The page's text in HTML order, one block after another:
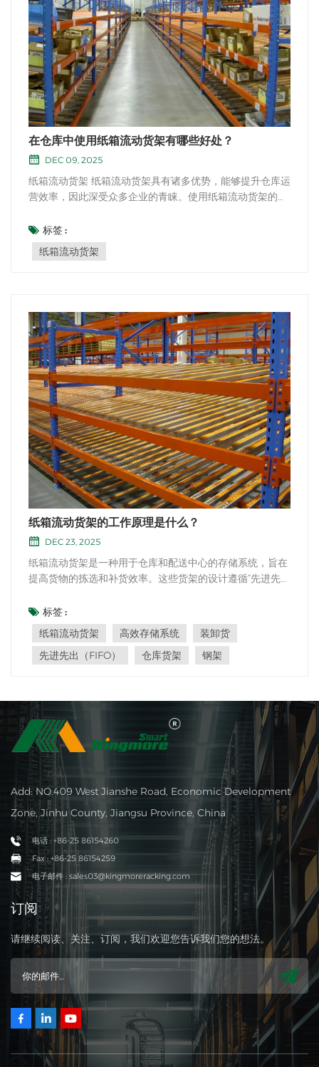
在仓库中使用纸箱流动货架有哪些好处？
DEC 09, 2025
纸箱流动货架 纸箱流动货架具有诸多优势，能够提升仓库运
营效率，因此深受众多企业的青睐。使用纸箱流动货架的主
仓库的垂直空间。这些货架利用重力式滚轮或轮子，确保库
存流动顺畅高效，从而实现高密度存储。 改进的库存管理：
纸箱流动货架采用先进先出 (FIFO) 库存管...
标签 :
纸箱流动货架
纸箱流动货架的工作原理是什么？
DEC 23, 2025
纸箱流动货架是一种用于仓库和配送中心的存储系统，旨在
提高货物的拣选和补货效率。这些货架的设计遵循“先进先
发货，从而最大限度地降低产品变质或过期的风险。 以下
是纸箱流动货架的工作原理： 1. 重力流：纸箱流动货架采用
重力流系统。纸箱或包装盒被装载到货架倾斜...
标签 :
纸箱流动货架
高效存储系统
装卸货
先进先出（FIFO）
仓库货架 钢架
Add: NO.409 West Jianshe Road, Economic Development
Zone, Jinhu County, Jiangsu Province, China
电话 : +86-25 86154260
Fax : +86-25 86154259
电子邮件 : sales03@kingmoreracking.com
订阅
请继续阅读、关注、订阅，我们欢迎您告诉我们您的想法。